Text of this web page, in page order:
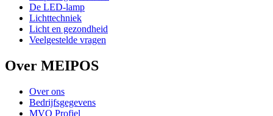
De LED-lamp
Lichttechniek
Licht en gezondheid
Veelgestelde vragen
Over MEIPOS
Over ons
Bedrijfsgegevens
MVO Profiel